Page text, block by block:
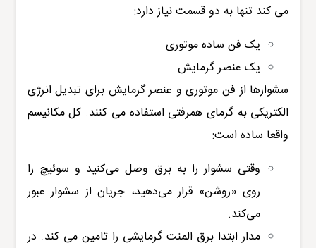
می کند تنها به دو قسمت نیاز دارد:
یک فن ساده موتوری
یک عنصر گرمایش
سشوارها از فن موتوری و عنصر گرمایش برای تبدیل انرژی
الکتریکی به گرمای همرفتی استفاده می کنند. کل مکانیسم
واقعا ساده است:
وقتی سشوار را به برق وصل می‌کنید و سوئیچ را
روی «روشن» قرار می‌دهید، جریان از سشوار عبور
می‌کند.
مدار ابتدا برق المنت گرمایشی را تامین می کند. در